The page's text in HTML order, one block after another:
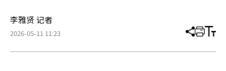
李雅贤 记者
2026-05-11 11:23 分
章
打 调
小